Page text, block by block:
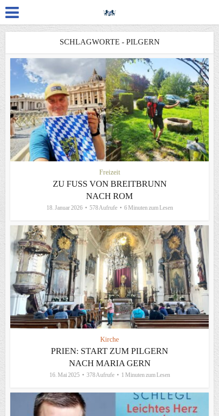
SCHLAGWORTE - PILGERN
Freizeit
ZU FUSS VON BREITBRUNN N
ACH ROM
18. Januar 2026 578 Aufrufe 6 Minuten zum Lesen
Kirche
PRIEN: START ZUM PILGERN
NACH MARIA GERN
16. Mai 2025 378 Aufrufe 1 Minuten zum Lesen